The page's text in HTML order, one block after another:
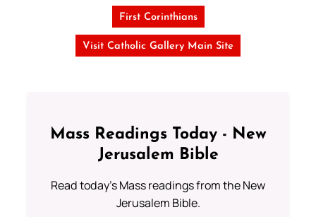
First Corinthians
Visit Catholic Gallery Main Site
Mass Readings Today - New
Jerusalem Bible
Read today's Mass readings from the New
Jerusalem Bible.